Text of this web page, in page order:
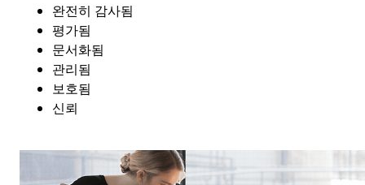
완전히 감사됨
평가됨
문서화됨
관리됨
보호됨
신뢰